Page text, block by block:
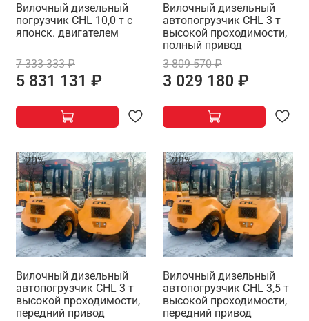
Вилочный дизельный
погрузчик CHL 10,0 т с
японск. двигателем
7 333 333 ₽
5 831 131 ₽
Вилочный дизельный
автопогрузчик CHL 3 т
высокой проходимости,
полный привод
3 809 570 ₽
3 029 180 ₽
-20%
Вилочный дизельный
автопогрузчик CHL 3 т
высокой проходимости,
передний привод
-20%
Вилочный дизельный
автопогрузчик CHL 3,5 т
высокой проходимости,
передний привод